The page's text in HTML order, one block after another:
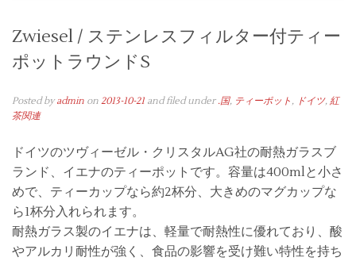
Zwiesel / ステンレスフィルター付ティー
ポットラウンドS
Posted byadmin on 2013-10-21 and filed under .国, ティーポット , ドイツ, 紅
茶関連
ドイツのツヴィーゼル・クリスタルAG社の耐熱ガラスブ
ランド、イエナのティーポットです。容量は400mlと小さ
めで、ティーカップなら約2杯分、大きめのマグカップな
ら1杯分入れられます。
耐熱ガラス製のイエナは、軽量で耐熱性に優れており、酸
やアルカリ耐性が強く、食品の影響を受け難い特性を持ち